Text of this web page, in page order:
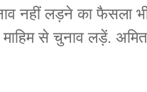
नहीं लड़ने का
माहिम से चुनाव लड़ें.